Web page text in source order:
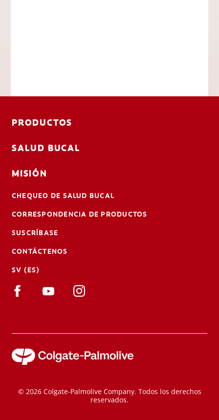
PRODUCTOS
SALUD BUCAL
MISIÓN
CHEQUEO DE SALUD BUCAL
CORRESPONDENCIA DE PRODUCTOS
SUSCRÍBASE
CONTÁCTENOS
SV (ES)
© 2026 Colgate-Palmolive Company. Todos los derechos
reservados.